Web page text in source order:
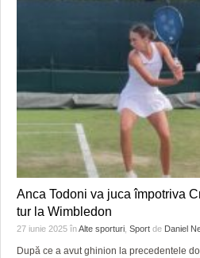
Anca Todoni va juca împotriva
tur la Wimbledon
27 iunie 2025 înAlte sporturi Sport de Daniel
După ce a avut ghinion la precedentele